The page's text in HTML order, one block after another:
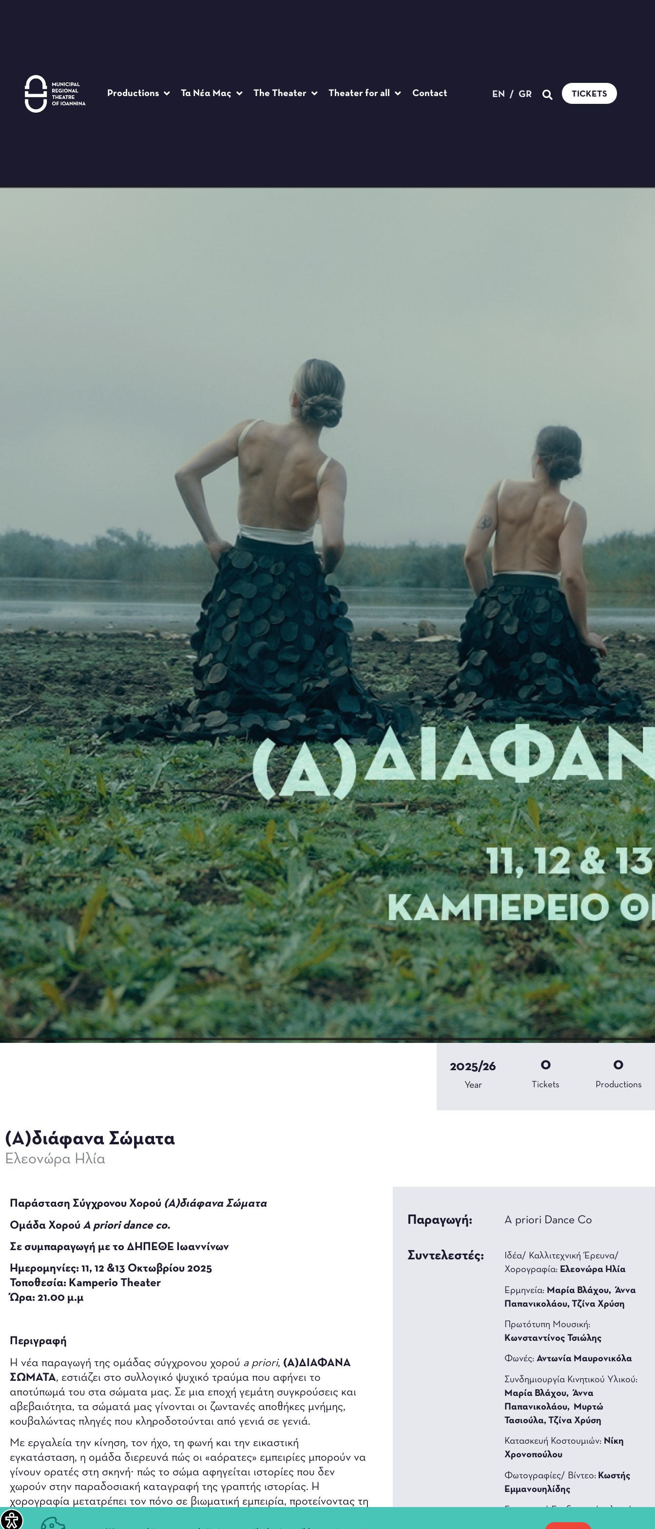
Productions Τα Νέα Μας The Theater Theater for all Contact EN / GR TICKETS
2025/26
Year Tickets
0
Productions
0
(Α)διάφανα Σώματα
Ελεονώρα Ηλία
Παράσταση Σύγχρονου Χορού (Α)διάφανα Σώματα
Ομάδα Χορού Α priori dance co.
Σε συμπαραγωγή με το ΔΗΠΕΘΕ Ιωαννίνων
Ημερομηνίες: 11, 12 &13 Οκτωβρίου 2025
Τοποθεσία: Kamperio Theater
Ώρα: 21.00 μ.μ
Περιγραφή
Η νέα παραγωγή της ομάδας σύγχρονου χορού a priori, (Α)ΔΙΑΦΑΝΑ
ΣΩΜΑΤΑ, εστιάζει στο συλλογικό ψυχικό τραύμα που αφήνει το
αποτύπωμά του στα σώματα μας. Σε μια εποχή γεμάτη συγκρούσεις και
αβεβαιότητα, τα σώματά μας γίνονται οι ζωντανές αποθήκες μνήμης,
κουβαλώντας πληγές που κληροδοτούνται από γενιά σε γενιά.
Με εργαλεία την κίνηση, τον ήχο, τη φωνή και την εικαστική
εγκατάσταση, η ομάδα διερευνά πώς οι «αόρατες» εμπειρίες μπορούν να
γίνουν ορατές στη σκηνή∙ πώς το σώμα αφηγείται ιστορίες που δεν
χωρούν στην παραδοσιακή καταγραφή της γραπτής ιστορίας. Η
χορογραφία μετατρέπει τον πόνο σε βιωματική εμπειρία, προτείνοντας τη
«λύτρωση» μέσα από τη συλλογική μνήμη και τη σχέση των σωμάτων.
Παραγωγή: A priori Dance Co
Συντελεστές:
Ιδέα/ Καλλιτεχνική Έρευνα/
Χορογραφία: Ελεονώρα Ηλία
Ερμηνεία: Μαρία Βλάχου, Άννα
Παπανικολάου, Τζίνα Χρύση
Πρωτότυπη Μουσική:
Kωνσταντίνος Τσιώλης
Φωνές:Αντωνία Μαυρονικόλα
Συνδημιουργία Κινητικού Υλικού:
Μαρία Βλάχου, Άννα
Παπανικολάου, Μυρτώ
Τασιούλα, Τζίνα Χρύση
Κατασκευή Κοστουμιών: Νίκη
Χρονοπούλου
Φωτογραφίες/ Βίντεο: Κωστής
Εμμανουηλίδης
Γραφιστική Επεξεργασία υλικού:
Ιωάννα Κολεγιώργου